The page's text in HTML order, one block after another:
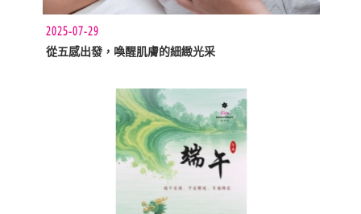
2025-07-29
從五感出發，喚醒肌膚的細緻光采